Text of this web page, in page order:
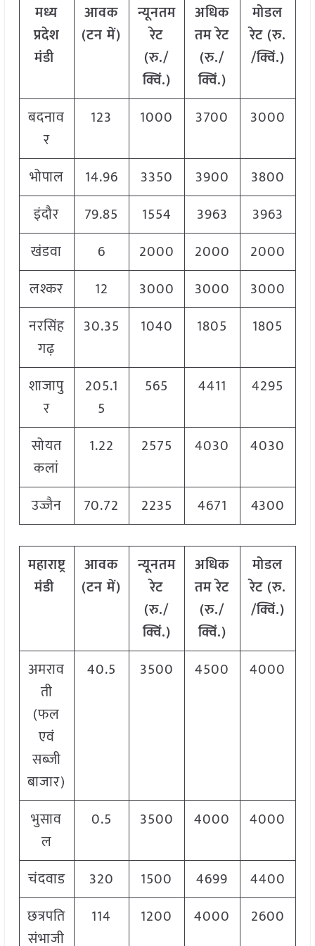
मध्य
प्रदेश
मंडी
आवक
(टन में)
न्यूनतम
रेट
(रु./
क्विं.)
अधिक
तम रेट
(रु./
क्विं.)
मोडल
रेट (रु.
/क्विं.)
बदनाव
र
123 1000 3700 3000
भोपाल 14.96 3350 3900
3800
इंदौर
79.85 1554 3963
3963
खंडवा
6 2000 2000
2000
लश्कर
12 3000 3000
3000
नरसिंह
गढ़
30.35 1040 1805 1805
शाजापु
र
205.1
5
565 4411 4295
सोयत
कलां
1.22 2575 4030 4030
उज्जैन 70.72 2235 4671 4300
महाराष्ट्र
मंडी
आवक
(टन में)
न्यूनतम
रेट
(रु./
क्विं.)
अधिक
तम रेट
(रु./
क्विं.)
मोडल
रेट (रु.
/क्विं.)
अमराव
ती
(फल
एवं
सब्जी
बाजार)
40.5 3500 4500 4000
भुसाव
ल
0.5 3500 4000 4000
चंदवाड 320 1500 4699
4400
छत्रपति
संभाजी
114 1200 4000 2600